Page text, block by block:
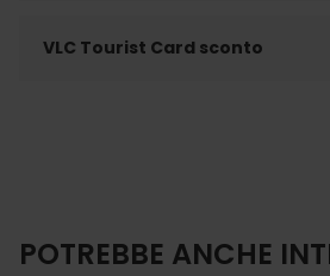
VLC Tourist Card sconto
POTREBBE ANCHE